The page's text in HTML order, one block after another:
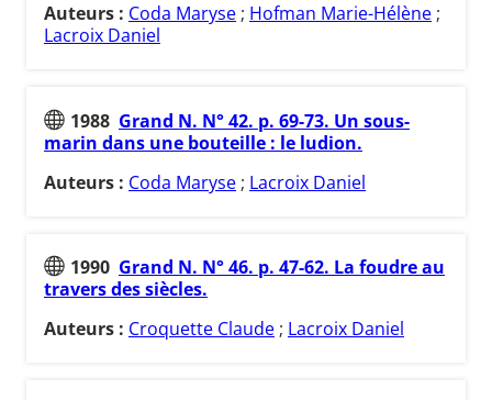
Auteurs : Coda Maryse ; Hofman Marie-Hélène ;
Lacroix Daniel
1988 Grand N. N° 42. p. 69-73. Un sous-
marin dans une bouteille : le ludion.
Auteurs : Coda Maryse ; Lacroix Daniel
1990 Grand N. N° 46. p. 47-62. La foudre au
travers des siècles.
Auteurs : Croquette Claude ; Lacroix Daniel